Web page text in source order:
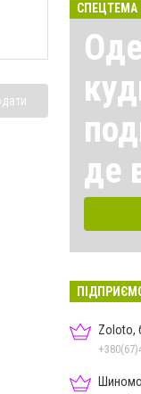
СПЕЦТЕМА
де
Zoloto,